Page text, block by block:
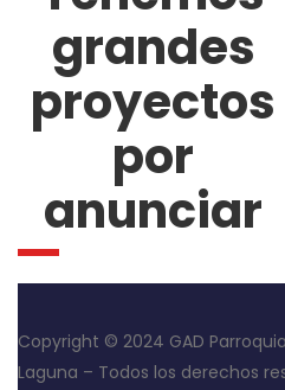
grandes
proyectos
por
anunciar
Copyright © 2024 GAD
Laguna – Todos los derechos